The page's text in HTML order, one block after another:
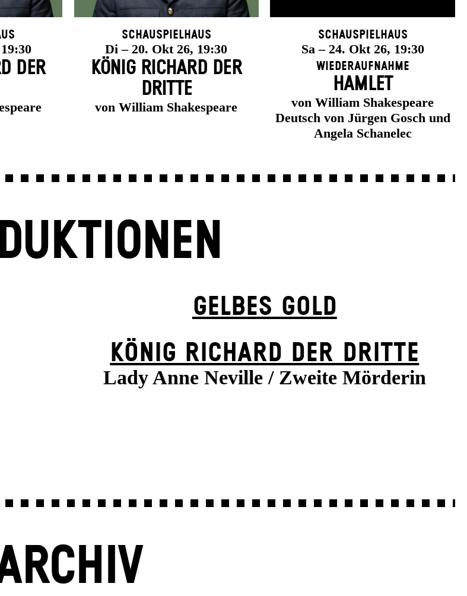
DER
Schauspielhaus
Di – 20. Okt 26, 19:30
KÖNIG RICHARD DER
DRITTE
von William Shakespeare
Schauspielhaus
Sa – 24. Okt 26, 19:30
Wiederaufnahme
HAMLET
von William Shakespeare
Deutsch von Jürgen Gosch und
Angela Schanelec
GELBES GOLD
KÖNIG RICHARD DER DRITTE
Lady Anne Neville / Zweite Mörderin